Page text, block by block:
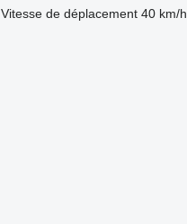
Vitesse de déplacement 40 km/h